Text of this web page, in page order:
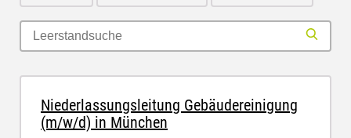
Niederlassungsleitung Gebäudereinigung
(m/w/d) in München